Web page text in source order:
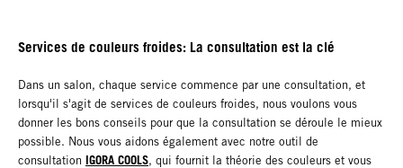
Services de couleurs froides: La consultation est la clé
Dans un salon, chaque service commence par une consultation, et
lorsqu'il s'agit de services de couleurs froides, nous voulons vous
donner les bons conseils pour que la consultation se déroule le mieux
possible. Nous vous aidons également avec notre outil de
consultation IGORA COOLS, qui fournit la théorie des couleurs et vous